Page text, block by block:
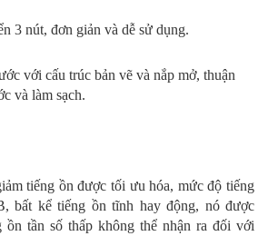
3 nút, đơn giản và dễ sử dụng.
với cấu trúc bản vẽ và nắp mở, thuận
và làm sạch.
tiếng ồn được tối ưu hóa, mức độ tiếng
bất kể tiếng ồn tĩnh hay động, nó được
ồn tần số thấp không thể nhận ra đối với